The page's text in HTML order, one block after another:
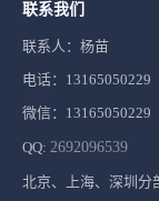
联系我们
联系人：杨苗
电话：13165050229
微信：13165050229
QQ: 2692096539
北京、上海、深圳分